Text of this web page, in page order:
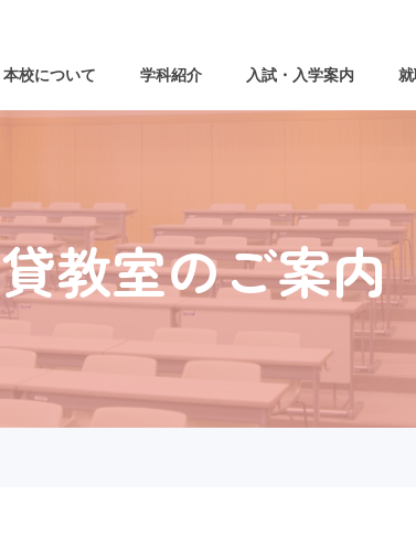
本校について 学科紹介 入試・入学案内
貸教室のご案内